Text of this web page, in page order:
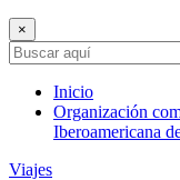
×
Inicio
Organización
Iberoamericana
Viajes